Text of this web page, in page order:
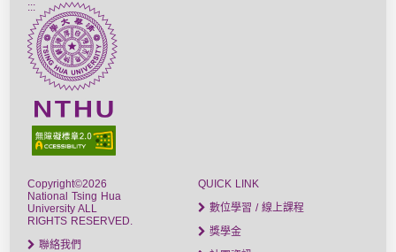
:::
Copyright©2026
National Tsing Hua
University ALL
RIGHTS RESERVED.
聯絡我們
QUICK LINK
數位學習 / 線上課程
獎學金